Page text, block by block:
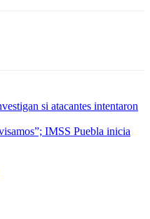
si atacantes intentaron
IMSS Puebla inicia